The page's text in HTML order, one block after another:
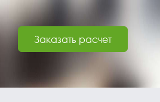
Заказать расчет